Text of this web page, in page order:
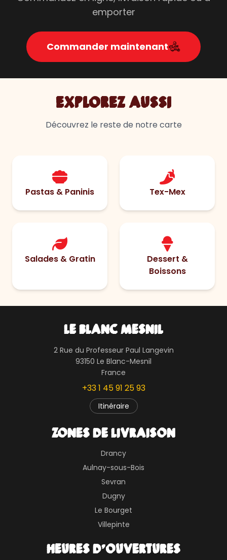
emporter
Commander maintenant
EXPLOREZ AUSSI
Découvrez le reste de notre carte
Pastas & Paninis Tex-Mex
Salades & Gratin
Dessert &
Boissons
LE BLANC MESNIL
2 Rue du Professeur Paul Langevin
93150 Le Blanc-Mesnil
France
+33 1 45 91 25 93
Itinéraire
ZONES DE LIVRAISON
Drancy
Aulnay-sous-Bois
Sevran
Dugny
Le Bourget
Villepinte
HEURES D'OUVERTURES